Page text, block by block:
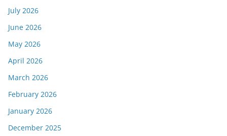
July 2026
June 2026
May 2026
April 2026
March 2026
February 2026
January 2026
December 2025